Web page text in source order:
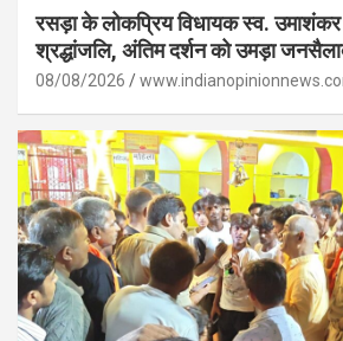
रसड़ा के लोकप्रिय विधायक स्व.
श्रद्धांजलि, अंतिम दर्शन को उमड़ा
08/08/2026